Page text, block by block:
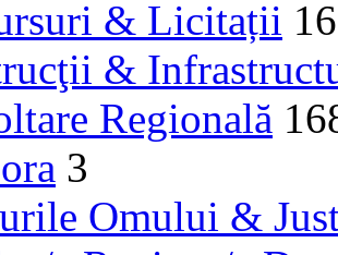
& Licitații 16
&
Regională
3
Omului &